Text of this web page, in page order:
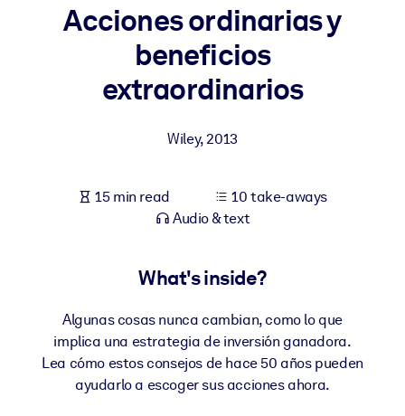
Bring bite-sized, verified knowledge into your LMS/LXP for
For Corporate Libraries
knowledge.
Acciones ordinarias y
beneficios
extraordinarios
Wiley,2013
15 min read
10 take-aways
Audio & text
What's inside?
Algunas cosas nunca cambian, como lo que
implica una estrategia de inversión ganadora.
Lea cómo estos consejos de hace 50 años pueden
ayudarlo a escoger sus acciones ahora.